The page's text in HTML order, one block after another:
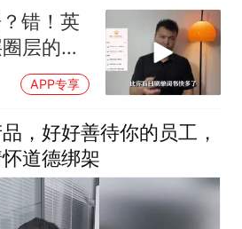
错！英
层的关
APP专享
，好好善待你的员工，
道德绑架